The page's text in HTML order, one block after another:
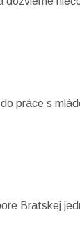
práce s
Bratskej